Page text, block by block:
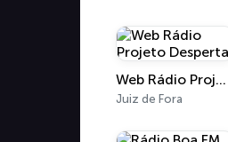
Web Rádio Projeto Despertai
Juiz de Fora